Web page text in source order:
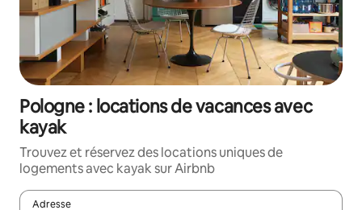
Pologne : locations de vacances avec
kayak
Trouvez et réservez des locations uniques de
logements avec kayak sur Airbnb
Adresse